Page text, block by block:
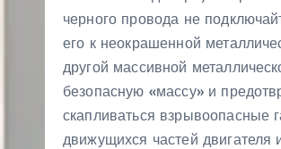
черного провода не
его к неокрашенной
другой массивной
безопасную «массу» и
скапливаться взрывоопасные
движущихся частей двигателя